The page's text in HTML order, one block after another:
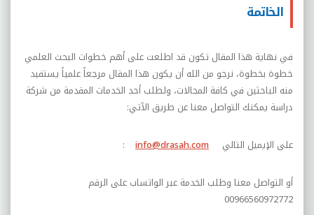
الخاتمة
في نهاية هذا المقال تكون قد اطلعت على أهم خطوات البحث العلمي
خطوة بخطوة، نرجو من الله أن يكون هذا المقال مرجعاً علمياً يستفيد
منه الباحثين في كافة المجالات، ولطلب أحد الخدمات المقدمة من شركة
دراسة يمكنك التواصل معنا عن طريق الآتي:
على الإيميل التالي info@drasah.com
:
أو التواصل معنا وطلب الخدمة عبر الواتساب على الرقم
00966560972772